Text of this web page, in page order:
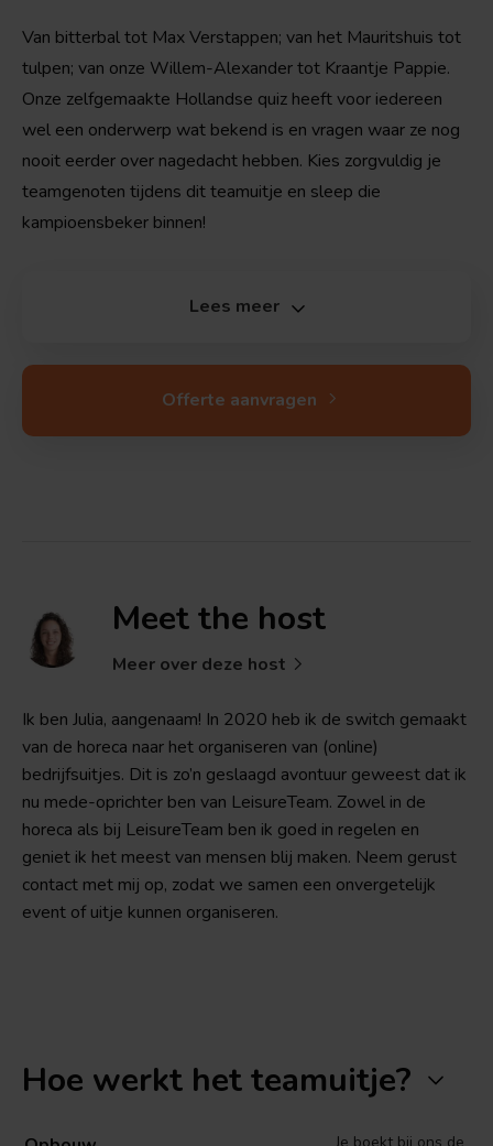
Van bitterbal tot Max Verstappen; van het Mauritshuis tot
tulpen; van onze Willem-Alexander tot Kraantje Pappie.
Onze zelfgemaakte Hollandse quiz heeft voor iedereen
wel een onderwerp wat bekend is en vragen waar ze nog
nooit eerder over nagedacht hebben. Kies zorgvuldig je
teamgenoten tijdens dit teamuitje en sleep die
kampioensbeker binnen!
Lees meer
Offerte aanvragen
Meet the host
Meer over deze host
Ik ben Julia, aangenaam! In 2020 heb ik de switch gemaakt
van de horeca naar het organiseren van (online)
bedrijfsuitjes. Dit is zo’n geslaagd avontuur geweest dat ik
nu mede-oprichter ben van LeisureTeam. Zowel in de
horeca als bij LeisureTeam ben ik goed in regelen en
geniet ik het meest van mensen blij maken. Neem gerust
contact met mij op, zodat we samen een onvergetelijk
event of uitje kunnen organiseren.
Hoe werkt het teamuitje?
Je boekt bij ons de